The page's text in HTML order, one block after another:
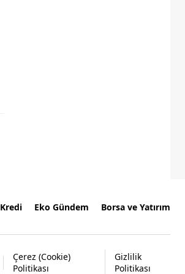
Kredi Eko Gündem Borsa ve Yatırım
Çerez (Cookie)
Politikası
Gizlilik
Politikası